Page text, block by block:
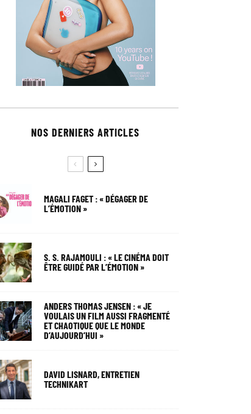
NOS DERNIERS ARTICLES
MAGALI FAGET : « DÉGAGER DE
L’ÉMOTION »
S. S. RAJAMOULI : « LE CINÉMA DOIT
ÊTRE GUIDÉ PAR L’ÉMOTION »
ANDERS THOMAS JENSEN : « JE
VOULAIS UN FILM AUSSI FRAGMENTÉ
ET CHAOTIQUE QUE LE MONDE
D’AUJOURD’HUI »
DAVID LISNARD, ENTRETIEN
TECHNIKART